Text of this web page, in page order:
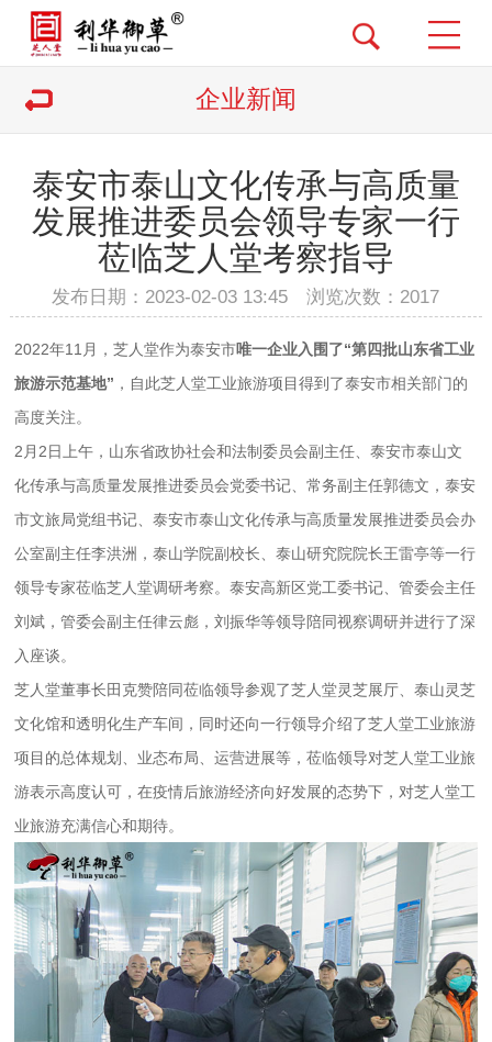
企业新闻
泰安市泰山文化传承与高质量
发展推进委员会领导专家一行
莅临芝人堂考察指导
发布日期：2023-02-03 13:45 浏览次数： 2017
2022年11月，芝人堂作为泰安市唯一企业入围了“第四批山东省工业
旅游示范基地” ，自此芝人堂工业旅游项目得到了泰安市相关部门的
高度关注。
2月2日上午，山东省政协社会和法制委员会副主任、泰安市泰山文
化传承与高质量发展推进委员会党委书记、常务副主任郭德文，泰安
市文旅局党组书记、泰安市泰山文化传承与高质量发展推进委员会办
公室副主任李洪洲，泰山学院副校长、泰山研究院院长王雷亭等一行
领导专家莅临芝人堂调研考察。泰安高新区党工委书记、管委会主任
刘斌，管委会副主任律云彪，刘振华等领导陪同视察调研并进行了深
入座谈。
芝人堂董事长田克赞陪同莅临领导参观了芝人堂灵芝展厅、泰山灵芝
文化馆和透明化生产车间，同时还向一行领导介绍了芝人堂工业旅游
项目的总体规划、业态布局、运营进展等，莅临领导对芝人堂工业旅
游表示高度认可，在疫情后旅游经济向好发展的态势下，对芝人堂工
业旅游充满信心和期待。